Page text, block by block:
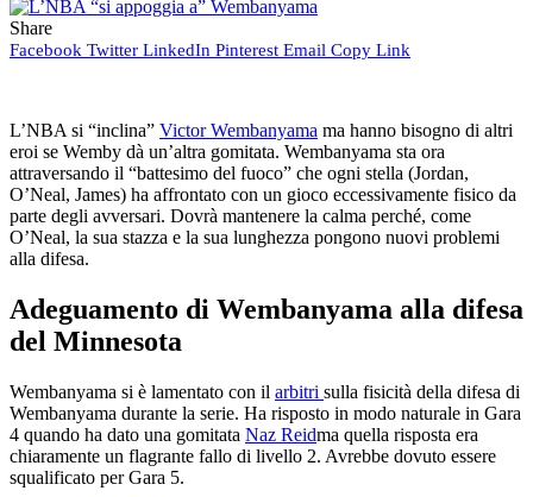
Share
Facebook Twitter LinkedIn Pinterest Email Copy Link
L’NBA si “inclina” Victor Wembanyama ma hanno bisogno di altri
eroi se Wemby dà un’altra gomitata. Wembanyama sta ora
attraversando il “battesimo del fuoco” che ogni stella (Jordan,
O’Neal, James) ha affrontato con un gioco eccessivamente fisico da
parte degli avversari. Dovrà mantenere la calma perché, come
O’Neal, la sua stazza e la sua lunghezza pongono nuovi problemi
alla difesa.
Adeguamento di Wembanyama alla difesa
del Minnesota
Wembanyama si è lamentato con il arbitri sulla fisicità della difesa di
Wembanyama durante la serie. Ha risposto in modo naturale in Gara
4 quando ha dato una gomitata Naz Reidma quella risposta era
chiaramente un flagrante fallo di livello 2. Avrebbe dovuto essere
squalificato per Gara 5.